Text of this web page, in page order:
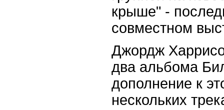
крыше" -
совместном
Джордж
два альбома
дополнение к
нескольких